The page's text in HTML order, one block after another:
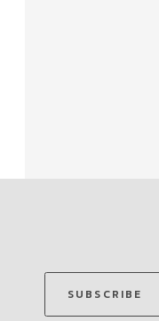
SUBSCRIBE